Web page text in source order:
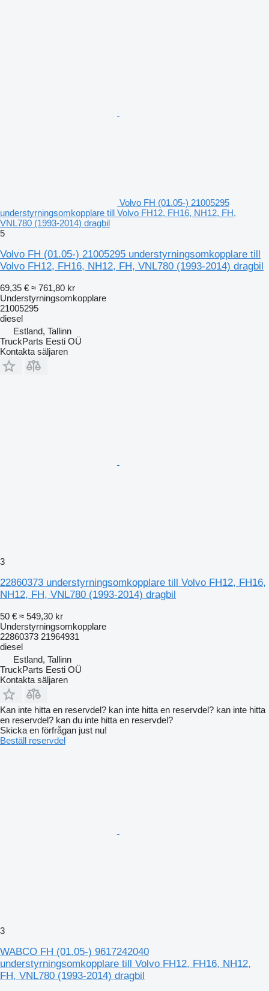
Volvo FH (01.05-) 21005295
understyrningsomkopplare till Volvo FH12, FH16, NH12, FH,
VNL780 (1993-2014) dragbil
5
Volvo FH (01.05-) 21005295 understyrningsomkopplare till
Volvo FH12, FH16, NH12, FH, VNL780 (1993-2014) dragbil
69,35 € ≈ 761,80 kr
Understyrningsomkopplare
21005295
diesel
Estland, Tallinn
TruckParts Eesti OÜ
Kontakta säljaren
3
22860373 understyrningsomkopplare till Volvo FH12, FH16,
NH12, FH, VNL780 (1993-2014) dragbil
50 € ≈ 549,30 kr
Understyrningsomkopplare
22860373 21964931
diesel
Estland, Tallinn
TruckParts Eesti OÜ
Kontakta säljaren
Kan inte hitta en reservdel? kan inte hitta en reservdel? kan inte hitta
en reservdel? kan du inte hitta en reservdel?
Skicka en förfrågan just nu!
Beställ reservdel
3
WABCO FH (01.05-) 9617242040
understyrningsomkopplare till Volvo FH12, FH16, NH12,
FH, VNL780 (1993-2014) dragbil